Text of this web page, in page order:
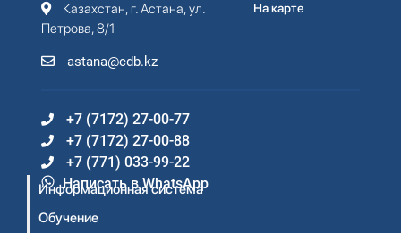
Казахстан, г. Астана, ул.
Петрова, 8/1
astana@cdb.kz
На карте
+7 (7172) 27-00-77
+7 (7172) 27-00-88
+7 (771) 033-99-22
Написать в WhatsApp
Информационная система
Обучение